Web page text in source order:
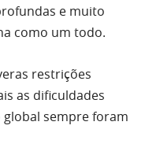
e muito
como um todo.
restrições
as dificuldades
sempre foram